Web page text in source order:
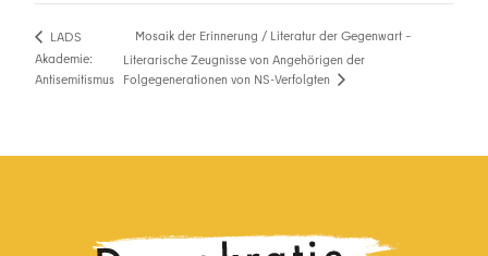
LADS
Akademie:
Antisemitismus
Mosaik der Erinnerung / Literatur der Gegenwart –
Literarische Zeugnisse von Angehörigen der
Folgegenerationen von NS-Verfolgten